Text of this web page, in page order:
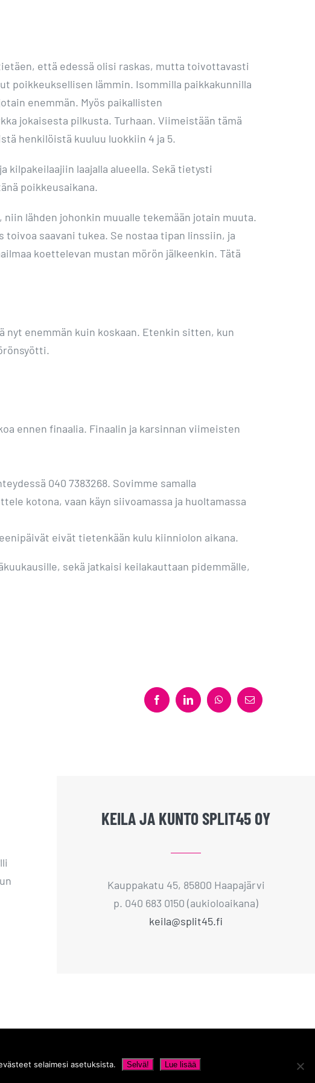
että edessä olisi raskas, mutta toivottavasti
poikkeuksellisen lämmin. Isommilla paikkakunnilla
enemmän. Myös paikallisten
jokaisesta pilkusta. Turhaan. Viimeistään tämä
henkilöistä kuuluu luokkiin 4 ja 5.
laajalla alueella. Sekä tietysti
poikkeusaikana.
lähden johonkin muualle tekemään jotain muuta.
saavani tukea. Se nostaa tipan linssiin, ja
koettelevan mustan mörön jälkeenkin. Tätä
enemmän kuin koskaan. Etenkin sitten, kun
ennen finaalia. Finaalin ja karsinnan viimeisten
040 7383268. Sovimme samalla
kotona, vaan käyn siivoamassa ja huoltamassa
eivät tietenkään kulu kiinniolon aikana.
sekä jatkaisi keilakauttaan pidemmälle,
FacebookLinkedInWhatsAppSähköposti
KEILA JA KUNTO SPLIT45 OY
Kauppakatu 45, 85800 Haapajärvi
p. 040 683 0150 (aukioloaikana)
keila@split45.fi
selaimesi asetuksista. Selvä! Lue lisää